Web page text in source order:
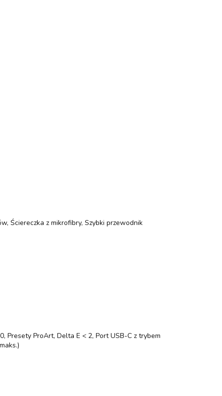
Ściereczka z mikrofibry, Szybki przewodnik
Presety ProArt, Delta E < 2, Port USB-C z trybem